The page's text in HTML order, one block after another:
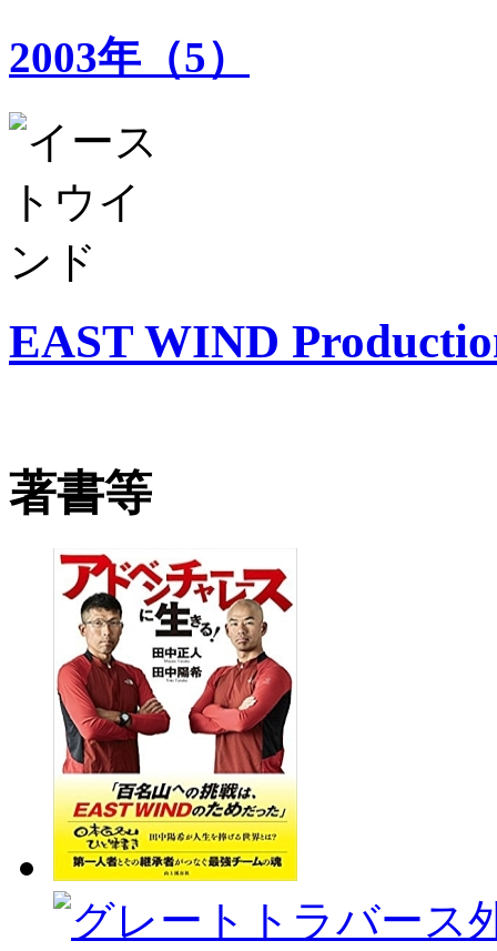
2003年（5）
EAST WIND
著書等